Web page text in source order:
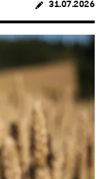
31.07.2026